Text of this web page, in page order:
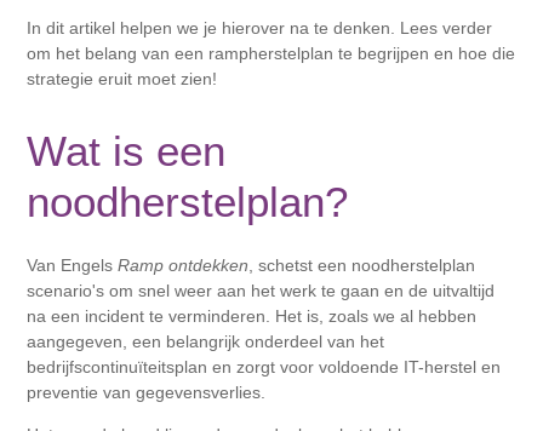
In dit artikel helpen we je hierover na te denken. Lees verder
om het belang van een rampherstelplan te begrijpen en hoe die
strategie eruit moet zien!
Wat is een
noodherstelplan?
Van EngelsRamp ontdekken , schetst een noodherstelplan
scenario's om snel weer aan het werk te gaan en de uitvaltijd
na een incident te verminderen. Het is, zoals we al hebben
aangegeven, een belangrijk onderdeel van het
bedrijfscontinuïteitsplan en zorgt voor voldoende IT-herstel en
preventie van gegevensverlies.